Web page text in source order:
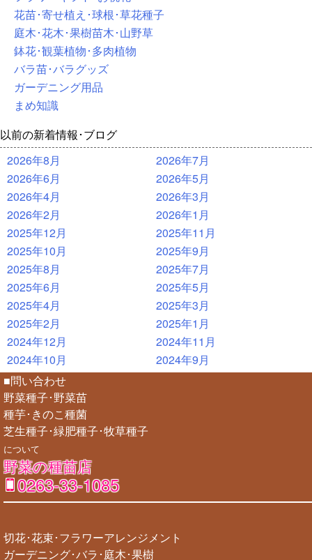
花苗･寄せ植え･球根･草花種子
庭木･花木･果樹苗木･山野草
鉢花･観葉植物･多肉植物
バラ苗･バラグッズ
ガーデニング用品
まめ知識
以前の新着情報･ブログ
2026年8月
2026年7月
2026年6月
2026年5月
2026年4月
2026年3月
2026年2月
2026年1月
2025年12月
2025年11月
2025年10月
2025年9月
2025年8月
2025年7月
2025年6月
2025年5月
2025年4月
2025年3月
2025年2月
2025年1月
2024年12月
2024年11月
2024年10月
2024年9月
■問い合わせ
野菜種子･野菜苗
種芋･きのこ種菌
芝生種子･緑肥種子･牧草種子
について
野菜の種苗店
0263-33-1085
切花･花束･フラワーアレンジメント
ガーデニング･バラ･庭木･果樹